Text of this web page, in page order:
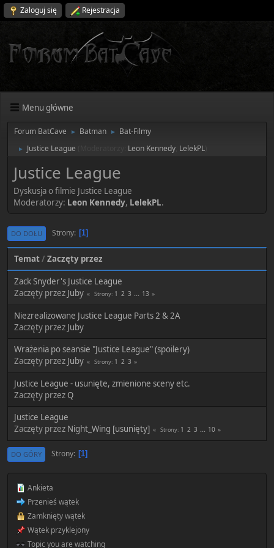
Zaloguj się Rejestracja
Menu główne
Forum BatCave ► Batman ► Bat-Filmy
► Justice League Leon Kennedy LelekPL
Justice League
Dyskusja o filmie Justice League
Moderatorzy: Leon Kennedy, LelekPL.
DO DOŁU Strony 1
Temat / Zaczęty przez
Zack Snyder's Justice League
Zaczęty przez Juby Strony 1 2 3 ... 13
Niezrealizowane Justice League Parts 2 & 2A
Zaczęty przez Juby
Wrażenia po seansie "Justice League" (spoilery)
Zaczęty przez Juby Strony 1 2 3
Justice League - usunięte, zmienione sceny etc.
Zaczęty przez Q
Justice League
Zaczęty przez Night_Wing [usunięty] Strony 1 2 3 ... 10
DO GÓRY Strony 1
Ankieta
Przenieś wątek
Zamknięty wątek
Wątek przyklejony
Topic you are watching